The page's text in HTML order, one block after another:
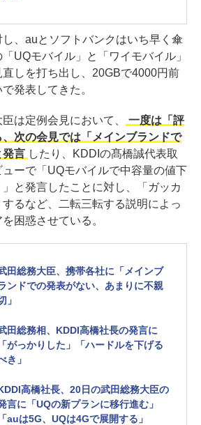
、auとソフトバンクはいち早く傘
UQモバイル」と「ワイモバイル」
しを打ち出し、20GBで4000円前
発表してきた。
は定例会見において、
一度は「評
次の会見では「メインブランドで
発言 したり、KDDIの髙橋誠代表取
ーで「UQモバイルで中容量の値下
と発言したことに対し、「ガッカ
るなど、二転三転する説明によっ
困惑させている。
田総務大臣、携帯各社に「メインブ
ンドでの発表がない、あまりに不親
」
田総務相、KDDI高橋社長の発言に
「がっかりした」「ハードルを下げる
き」
高橋社長、20日の武田総務大臣の
言に「UQの新プランに移行進む」
「auは5G、UQは4Gで展開する」